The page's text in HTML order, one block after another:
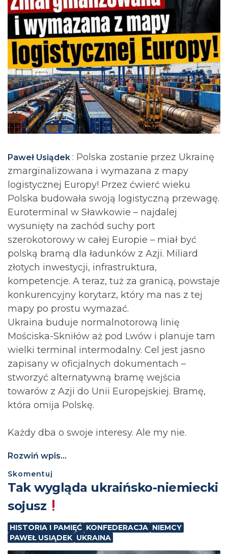
Paweł Usiądek : Polska zostanie przez Ukrainę
zmarginalizowana i wymazana z mapy
logistycznej Europy! Przez ćwierć wieku
Polska budowała swoją logistyczną przewagę.
Euroterminal w Sławkowie – najdalej
wysunięty na zachód suchy port
szerokotorowy w całej Europie – miał być
polską bramą dla ładunków z Azji. Miliard
złotych inwestycji, infrastruktura,
kompetencje. A teraz, tuż za granicą, powstaje
konkurencyjny korytarz, który ma nas z tej
mapy po prostu wymazać.
Ukraina buduje normalnotorową linię
Mościska-Skniłów aż pod Lwów i planuje tam
wielki terminal intermodalny. Cel jest jasno
zapisany w oficjalnych dokumentach –
stworzyć alternatywną bramę wejścia
towarów z Azji do Unii Europejskiej. Bramę,
która omija Polskę.
Każdy dba o swoje interesy. Ale my nie.
Rozwiń wpis...
Skomentuj
Tak wygląda ukraińsko-niemiecki
sojusz
HISTORIA I PAMIĘĆ KONFEDERACJA NIEMCY
PAWEŁ USIĄDEK UKRAINA